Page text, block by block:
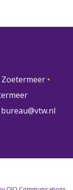
Zoetermeer •
bureau@vtw.nl